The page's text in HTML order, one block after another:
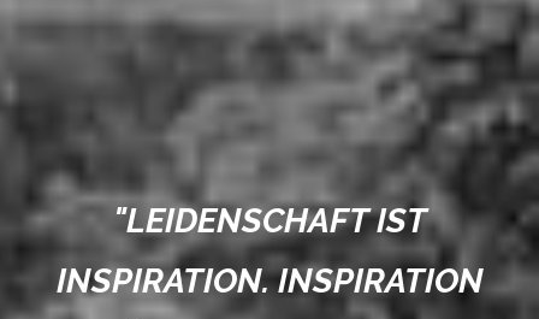
"LEIDENSCHAFT IST
INSPIRATION. INSPIRATION